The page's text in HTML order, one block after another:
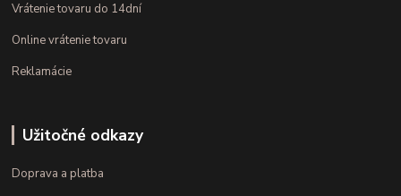
Vrátenie tovaru do 14dní
Online vrátenie tovaru
Reklamácie
Užitočné odkazy
Doprava a platba